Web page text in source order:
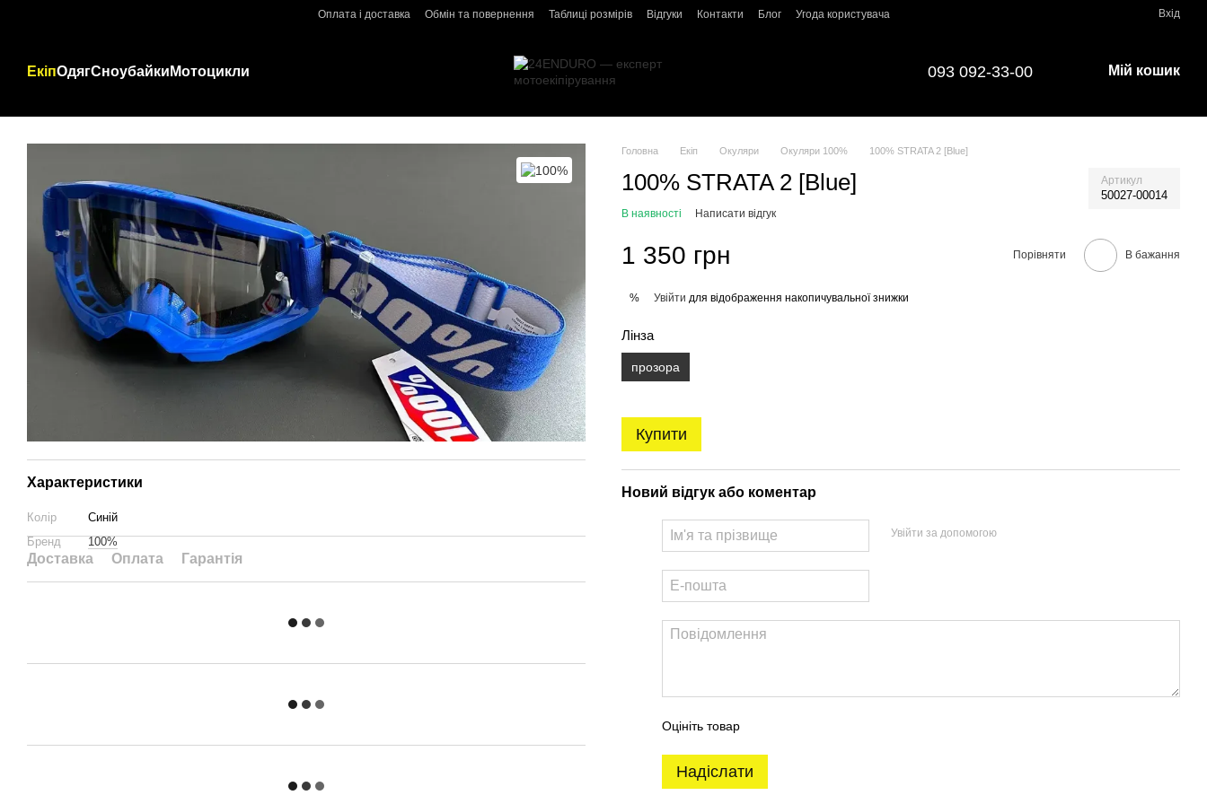
Оплата і доставка Обмін та повернення Таблиці розмірів Відгуки Контакти Блог Угода користувача Вхід
ЕкіпОдягСноубайки Мотоцикли 093 092-33-00 Мій кошик
Характеристики
Колір
Синій
Бренд
100%
Доставка Оплата Гарантія
Головна Екіп Окуляри Окуляри 100% 100% STRATA 2 [Blue]
100% STRATA 2 [Blue] Артикул
50027-00014
В наявності Написати відгук
1 350 грн Порівняти В бажання
% Увійти для відображення накопичувальної знижки
Лінза
прозора
Купити
Новий відгук або коментар
Увійти за допомогою
Оцініть товар
Надіслати